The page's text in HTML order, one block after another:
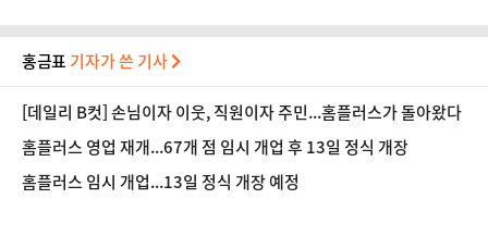
홍금표 기자가 쓴 기사
[데일리 B컷] 손님이자 이웃, 직원이자 주민...홈플러스가 돌아왔다
홈플러스 영업 재개...67개 점 임시 개업 후 13일 정식 개장
홈플러스 임시 개업...13일 정식 개장 예정